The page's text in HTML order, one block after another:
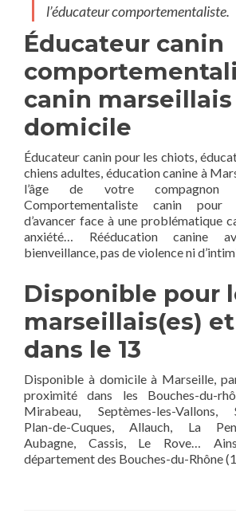
l’éducateur comportementaliste.
Éducateur canin
canin marseillais
domicile
Éducateur canin pour les chiots,
chiens adultes, éducation canine à
l’âge de votre
Comportementaliste canin pour
d’avancer face à une problématique
anxiété… Rééducation canine
bienveillance, pas de violence ni
Disponible pour
marseillais(es)
dans le 13
Disponible à domicile à Marseille,
proximité dans les Bouches-du-
Mirabeau, Septèmes-les-Vallons,
Plan-de-Cuques, Allauch, La
Aubagne, Cassis, Le Rove…
département des Bouches-du-Rhône